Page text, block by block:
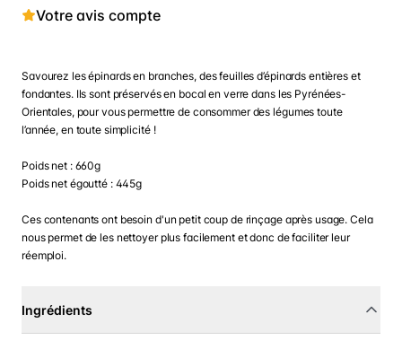
Votre avis compte
Savourez les épinards en branches, des feuilles d’épinards entières et
fondantes. Ils sont préservés en bocal en verre dans les Pyrénées-
Orientales, pour vous permettre de consommer des légumes toute
l’année, en toute simplicité !
Poids net : 660g
Poids net égoutté : 445g
Ces contenants ont besoin d'un petit coup de rinçage après usage. Cela
nous permet de les nettoyer plus facilement et donc de faciliter leur
réemploi.
Ingrédients